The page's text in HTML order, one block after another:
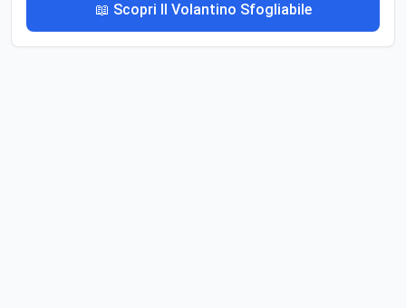
📖 Scopri Il Volantino Sfogliabile